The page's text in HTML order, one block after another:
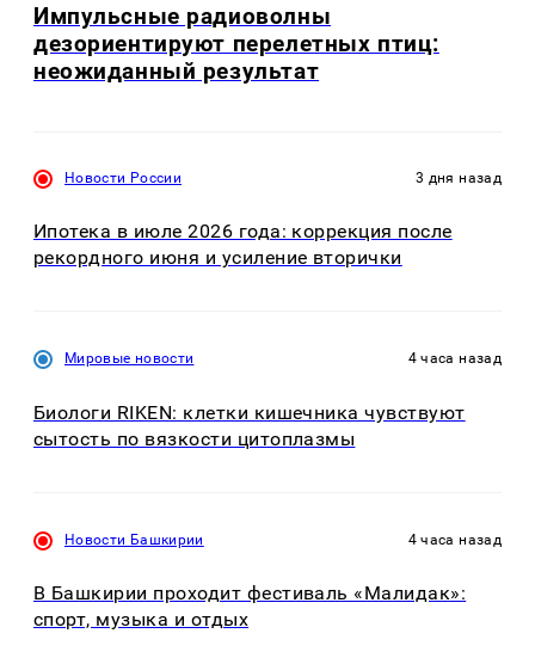
Импульсные радиоволны
дезориентируют перелетных птиц:
неожиданный результат
Новости России 3 дня назад
Ипотека в июле 2026 года: коррекция после
рекордного июня и усиление вторички
Мировые новости 4 часа назад
Биологи RIKEN: клетки кишечника чувствуют
сытость по вязкости цитоплазмы
Новости Башкирии 4 часа назад
В Башкирии проходит фестиваль «Малидак»:
спорт, музыка и отдых